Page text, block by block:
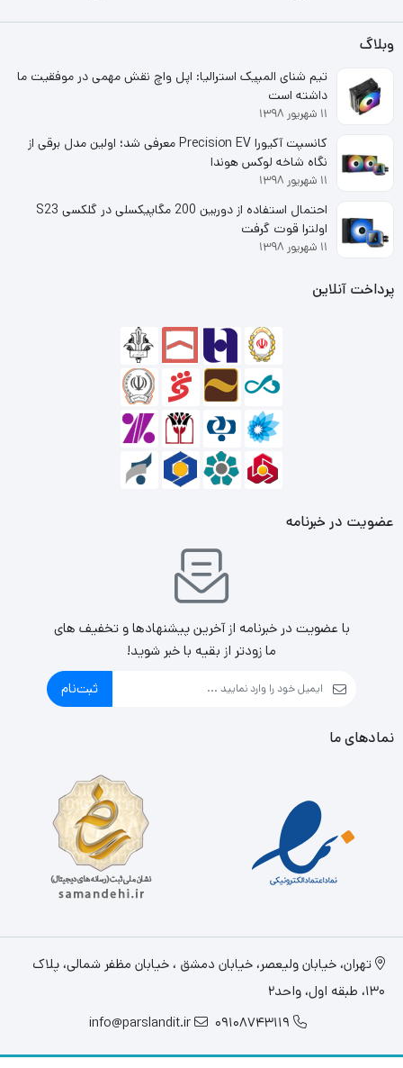
قالب یک پردازنده بالقوه ترکیب کند در نتیجه این تکنولوژی
تجربه گیمینگ شما بسیار روان و پرسرعت خواهد بود.
کارهای سبک استفاده می‌شوند. این هسته‌ها همچنین در بهبود
سرعت گیمینگ و نرم‌افزارهای تولید محتوا نیز نقش دارند.
سنگین را بر عهده دارند. تکنولوژی انحصاری شرکت اینتل با نام
Thread Director، قادر است وظایف اعطا شده از سوی کاربر را
به دقت اولویت‌بندی و مدیریت کند. این فناوری با تشخیص نوع
پردازش‌ها، آن‌ها را میان هسته‌های P و E تقسیم می‌کند تا با
بالاترین سرعت ممکن پردازش شوند. پشتیبانی از نسل پنجم
این پردازنده و سیستم شما را آماده قدم نهادن به نسل جدید
وبلاگ
تیم شنای المپیک استرالیا: اپل واچ نقش مهمی در موفقیت ما
داشته است
۱۱ شهریور ۱۳۹۸
کانسپت آکیورا Precision EV معرفی شد؛ اولین مدل برقی از
نگاه شاخه لوکس هوندا
۱۱ شهریور ۱۳۹۸
احتمال استفاده از دوربین 200 مگاپیکسلی در گلکسی S23
اولترا قوت گرفت
۱۱ شهریور ۱۳۹۸
پرداخت آنلاین
عضویت در خبرنامه
با عضویت در خبرنامه از آخرین پیشنهادها و تخفیف های
ما زودتر از بقیه با خبر شوید!
ثبت‌نام
نمادهای ما
تهران، خيابان وليعصر، خیابان دمشق ، خیابان مظفر شمالی، پلاک
130، طبقه اول، واحد2
09108743119
info@parslandit.ir